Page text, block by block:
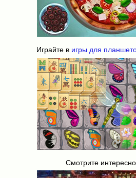
Играйте в игры для
Смотрите